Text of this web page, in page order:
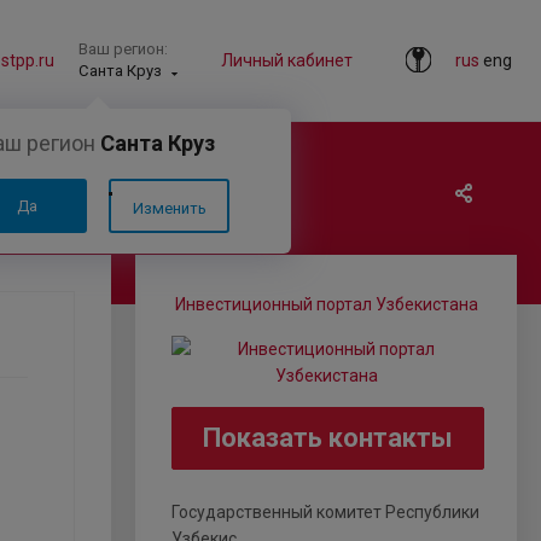
rus eng
Личный кабинет
Ваш регион:
Санта Круз
регион Санта Круз
Да Изменить
Инвестиционный портал Узбекистана
Показать контакты
Государственный комитет Республики